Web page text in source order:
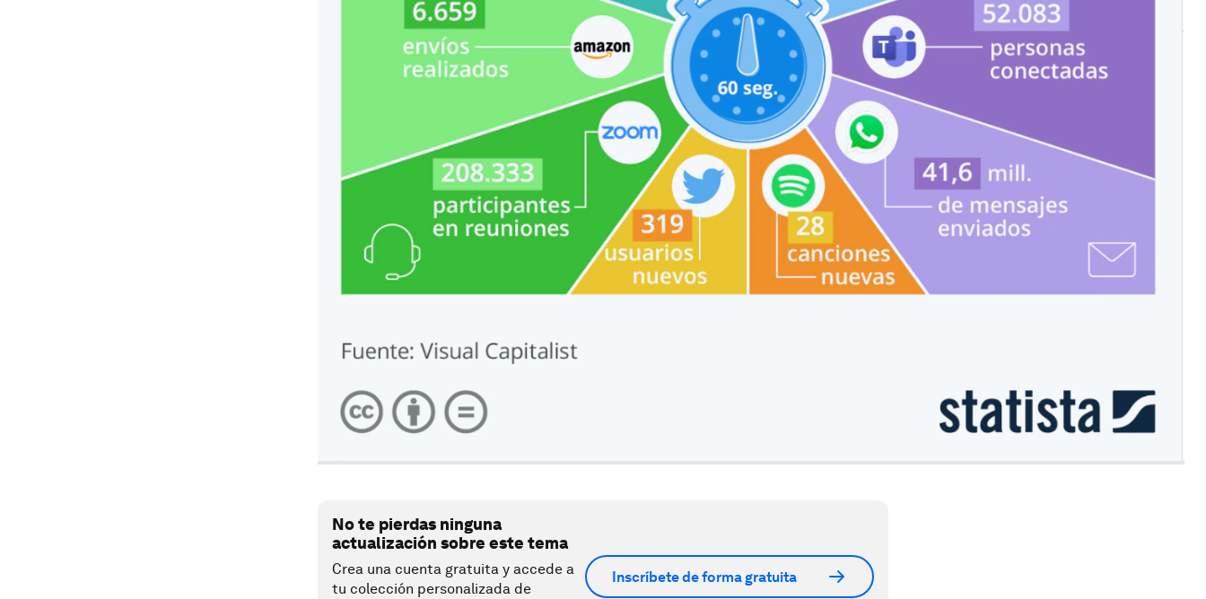
No te pierdas ninguna
actualización sobre este tema
Crea una cuenta gratuita y accede a
tu colección personalizada de
Inscríbete de forma gratuita